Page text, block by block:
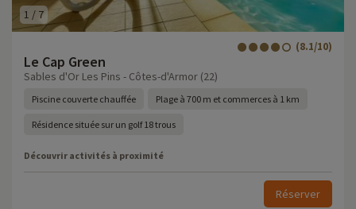
1 / 7
Le Cap Green
(8.1/10)
Sables d'Or Les Pins - Côtes-d'Armor (22)
Piscine couverte chauffée Plage à 700 m et commerces à 1 km
Résidence située sur un golf 18 trous
Découvrir activités à proximité
Réserver